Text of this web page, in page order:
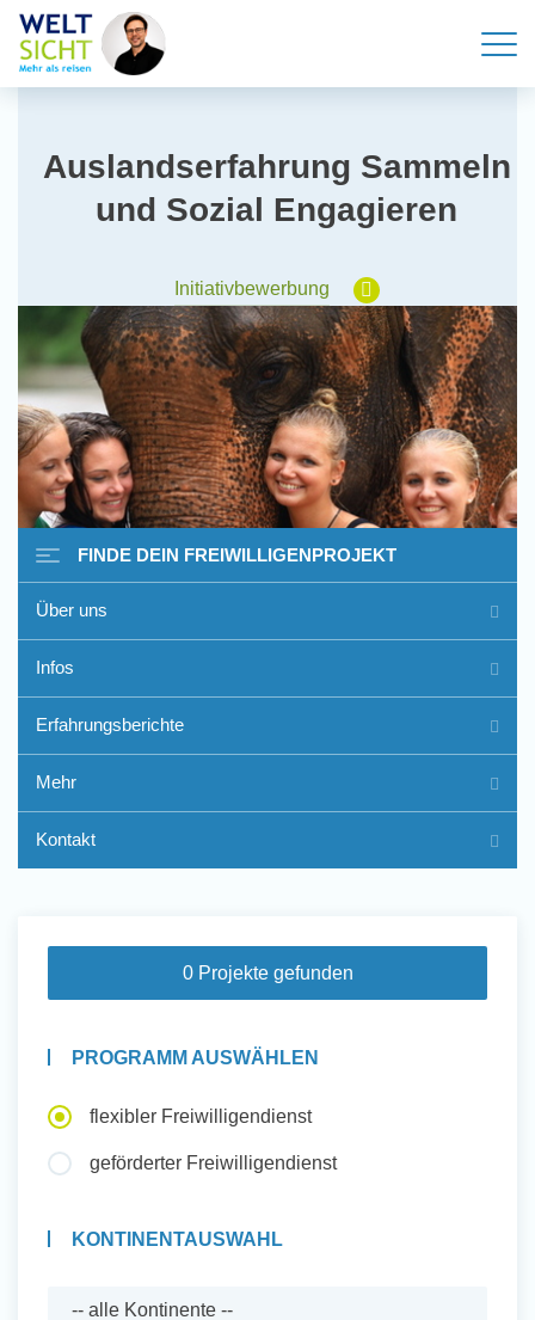
Auslandserfahrung Sammeln
und Sozial Engagieren
Initiativbewerbung
Freiwilligenarbeit im Ausland
- Erfahrungsberichte
Auslandserfahrung Sammeln
und Sozial Engagieren
Initiativbewerbung
FINDE DEIN FREIWILLIGENPROJEKT
Über uns
Infos
Erfahrungsberichte
Mehr
Kontakt
0 Projekte gefunden
PROGRAMM AUSWÄHLEN
flexibler Freiwilligendienst
geförderter Freiwilligendienst
KONTINENTAUSWAHL